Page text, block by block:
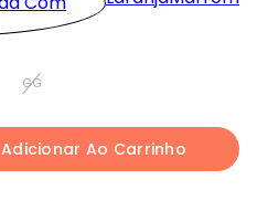
GG
Adicionar Ao Carrinho